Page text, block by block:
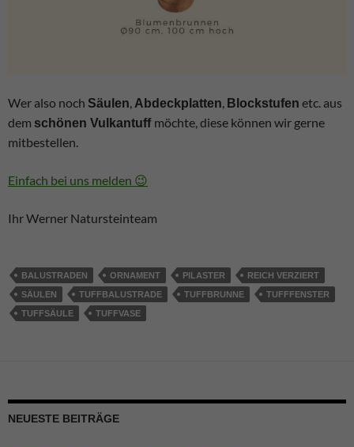
Wer also noch Säulen Abdeckplatten Blockstufen etc. aus
dem schönen Vulkantuff möchte, diese können wir gerne
mitbestellen.
Einfach bei uns melden 😉
Ihr Werner Natursteinteam
BALUSTRADEN ORNAMENT PILASTER
REICH VERZIERT
SÄULEN
TUFFBALUSTRADE TUFFBRUNNE
TUFFFENSTER
TUFFSÄULE
TUFFVASE
NEUESTE BEITRÄGE